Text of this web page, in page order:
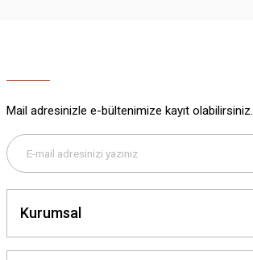
Bu ürüne benzer farklı alternatifler olmalı.
Mail adresinizle e-bültenimize kayıt olabilirsiniz.
Kurumsal